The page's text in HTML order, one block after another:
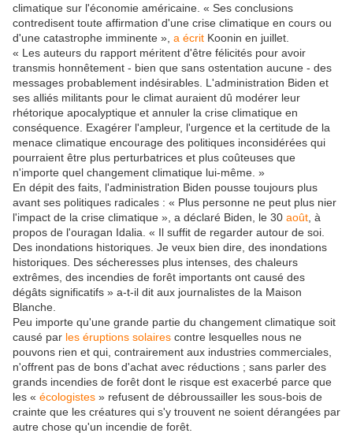
climatique sur l'économie américaine. « Ses conclusions
contredisent toute affirmation d'une crise climatique en cours ou
d'une catastrophe imminente », a écrit Koonin en juillet.
« Les auteurs du rapport méritent d'être félicités pour avoir
transmis honnêtement - bien que sans ostentation aucune - des
messages probablement indésirables. L'administration Biden et
ses alliés militants pour le climat auraient dû modérer leur
rhétorique apocalyptique et annuler la crise climatique en
conséquence. Exagérer l'ampleur, l'urgence et la certitude de la
menace climatique encourage des politiques inconsidérées qui
pourraient être plus perturbatrices et plus coûteuses que
n'importe quel changement climatique lui-même. »
En dépit des faits, l'administration Biden pousse toujours plus
avant ses politiques radicales : « Plus personne ne peut plus nier
l'impact de la crise climatique », a déclaré Biden, le 30 août , à
propos de l'ouragan Idalia. « Il suffit de regarder autour de soi.
Des inondations historiques. Je veux bien dire, des inondations
historiques. Des sécheresses plus intenses, des chaleurs
extrêmes, des incendies de forêt importants ont causé des
dégâts significatifs » a-t-il dit aux journalistes de la Maison
Blanche.
Peu importe qu'une grande partie du changement climatique soit
causé par les éruptions solaires contre lesquelles nous ne
pouvons rien et qui, contrairement aux industries commerciales,
n'offrent pas de bons d'achat avec réductions ; sans parler des
grands incendies de forêt dont le risque est exacerbé parce que
les « écologistes » refusent de débroussailler les sous-bois de
crainte que les créatures qui s'y trouvent ne soient dérangées par
autre chose qu'un incendie de forêt.